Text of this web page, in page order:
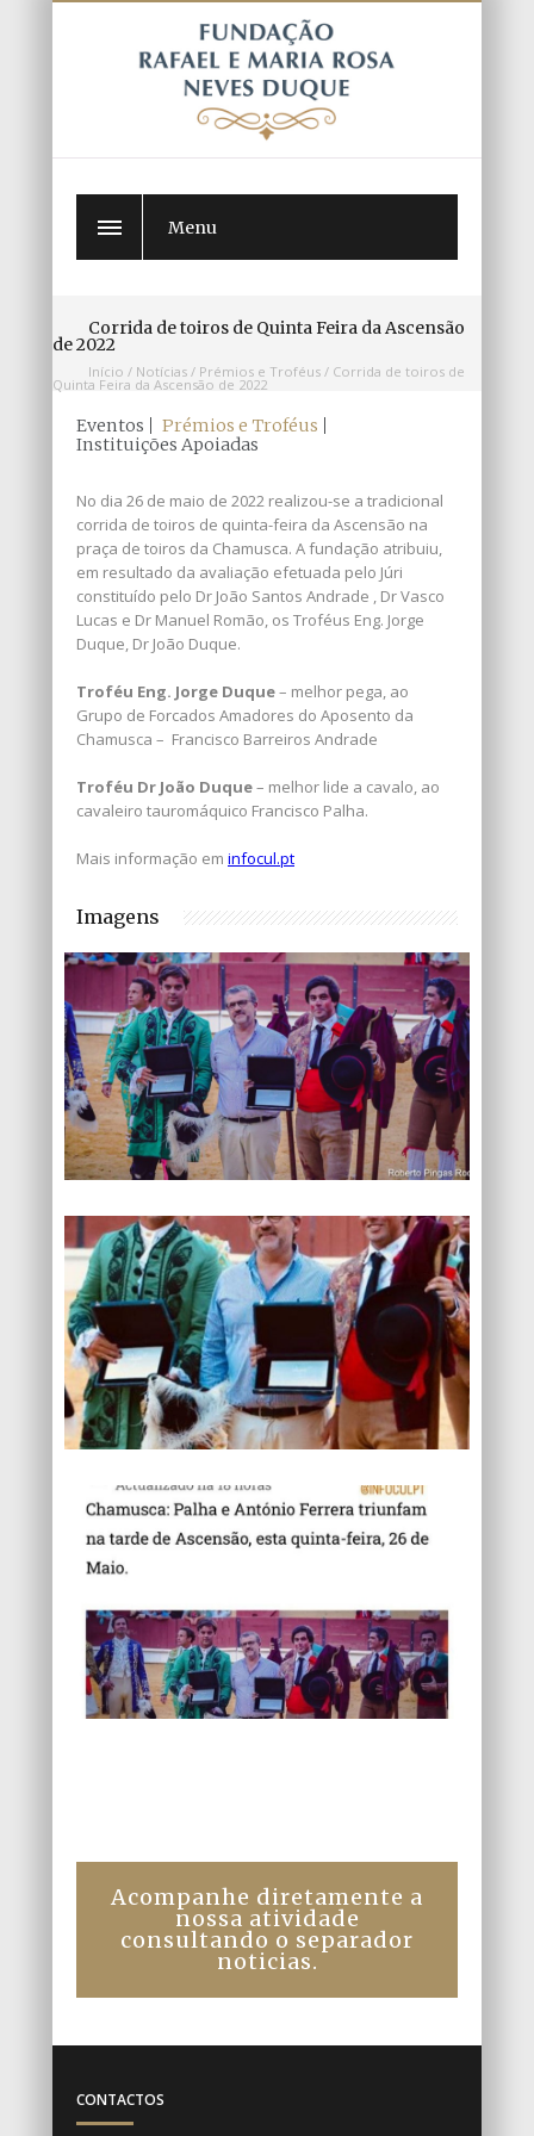
Menu
Corrida de toiros de Quinta Feira da Ascensão
de 2022
Início / Notícias / Prémios e Troféus / Corrida de toiros de
Quinta Feira da Ascensão de 2022
Eventos
Prémios e Troféus
Instituições Apoiadas
No dia 26 de maio de 2022 realizou-se a tradicional
corrida de toiros de quinta-feira da Ascensão na
praça de toiros da Chamusca. A fundação atribuiu,
em resultado da avaliação efetuada pelo Júri
constituído pelo Dr João Santos Andrade , Dr Vasco
Lucas e Dr Manuel Romão, os Troféus Eng. Jorge
Duque, Dr João Duque.
Troféu Eng. Jorge Duque– melhor pega, ao
Grupo de Forcados Amadores do Aposento da
Chamusca – Francisco Barreiros Andrade
Troféu Dr João Duque– melhor lide a cavalo, ao
cavaleiro tauromáquico Francisco Palha.
Mais informação em infocul.pt
Imagens
Acompanhe diretamente a
nossa atividade
consultando o separador
noticias.
CONTACTOS